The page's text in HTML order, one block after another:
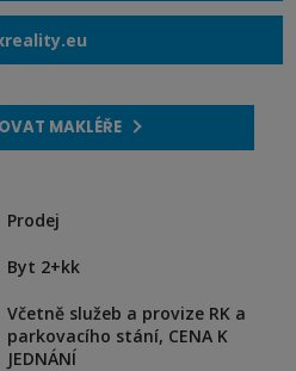
MAKLÉŘE
Prodej
Byt 2+kk
Včetně služeb a provize RK a
parkovacího stání, CENA K
JEDNÁNÍ